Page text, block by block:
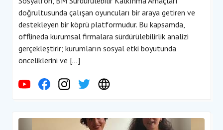
doğrultusunda çalışan oyuncuları bir araya getiren ve
destekleyen bir köprü platformudur. Bu kapsamda,
offlineda kurumsal firmalara sürdürülebilirlik analizi
gerçekleştirir; kurumların sosyal etki boyutunda
önceliklerini ve […]